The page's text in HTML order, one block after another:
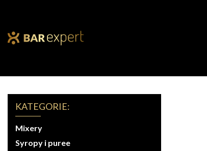
KATEGORIE:
Mixery
Syropy i puree